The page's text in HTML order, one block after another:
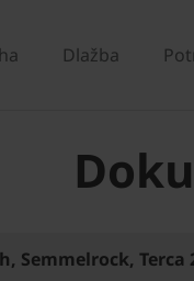
Dlažba
Semmelrock, Terca